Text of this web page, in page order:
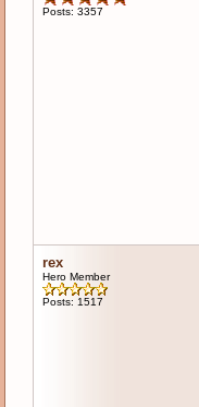
Posts: 3357
rex
Hero Member
Posts: 1517